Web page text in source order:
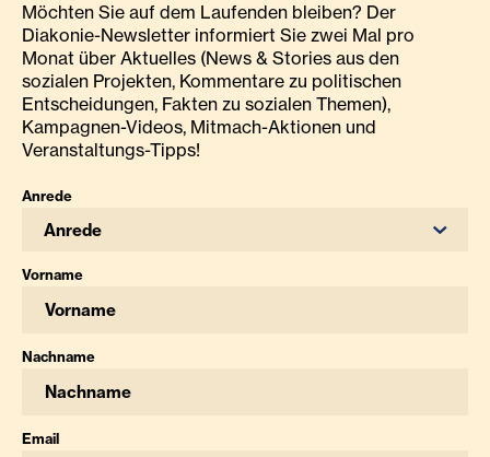
Möchten Sie auf dem Laufenden bleiben? Der
Diakonie-Newsletter informiert Sie zwei Mal pro
Monat über Aktuelles (News & Stories aus den
sozialen Projekten, Kommentare zu politischen
Entscheidungen, Fakten zu sozialen Themen),
Kampagnen-Videos, Mitmach-Aktionen und
Veranstaltungs-Tipps!
Anrede
Anrede
Vorname
Nachname
Email